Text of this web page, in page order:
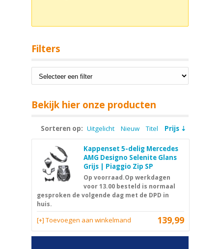
Filters
Bekijk hier onze producten
Sorteren op: Uitgelicht Nieuw Titel Prijs
Kappenset 5-delig Mercedes
AMG Designo Selenite Glans
Grijs | Piaggio Zip SP
Op voorraad.Op werkdagen
voor 13.00 besteld is normaal
gesproken de volgende dag met de DPD in
huis.
139,99
[+] Toevoegen aan winkelmand